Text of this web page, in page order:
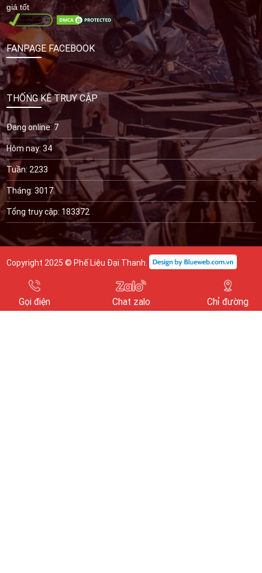
giá tốt
FANPAGE FACEBOOK
THỐNG KÊ TRUY CẬP
Đang online: 7
Hôm nay: 34
Tuần: 2233
Tháng: 3017
Tổng truy cập: 183372
Copyright 2025 © Phế Liệu Đại Thanh.
Gọi điện Chat zalo Chỉ đường